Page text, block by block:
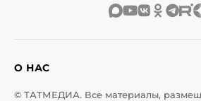
О НАС
© ТАТМЕДИА. Все материалы,